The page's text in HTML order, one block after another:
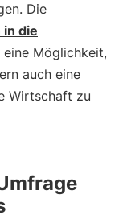
Die
in die
Möglichkeit,
auch eine
Wirtschaft zu